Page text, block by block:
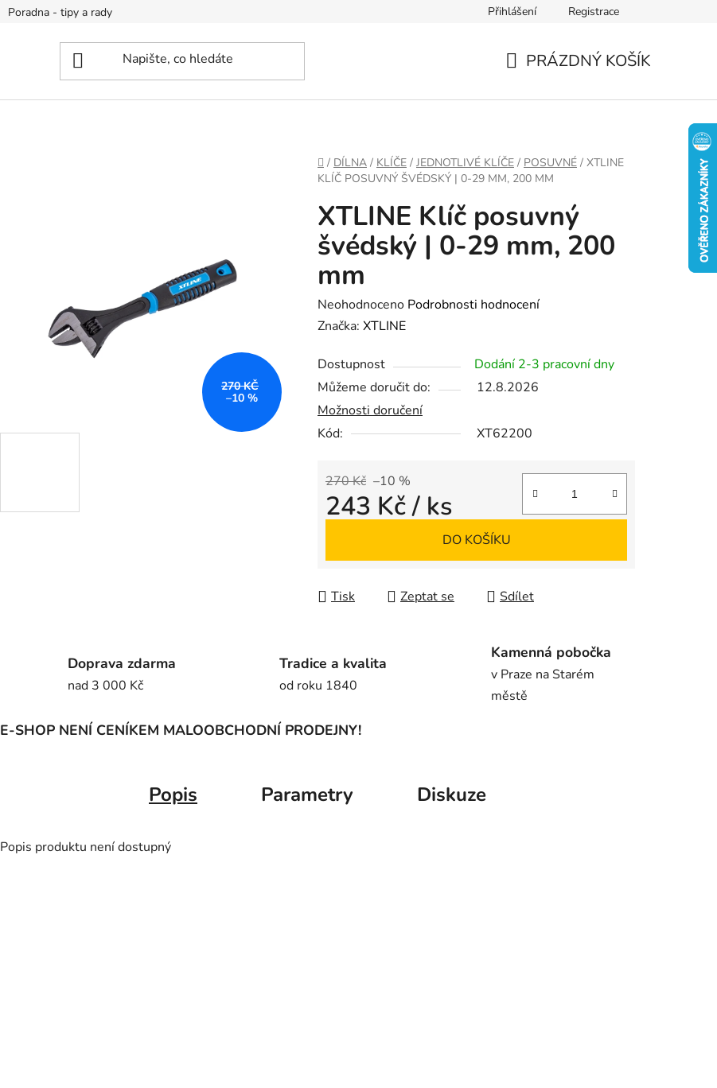
Poradna - tipy a rady Přihlášení Registrace
PRÁZDNÝ KOŠÍK
DOMŮ
/ DÍLNA / KLÍČE / JEDNOTLIVÉ KLÍČE / POSUVNÉ / XTLINE
KLÍČ POSUVNÝ ŠVÉDSKÝ | 0-29 MM, 200 MM
XTLINE Klíč posuvný
švédský | 0-29 mm, 200
mm
Průměrné
hodnocení
je
0,0
z
5
Neohodnoceno Podrobnosti hodnocení
Značka: XTLINE
Dostupnost
Dodání 2-3 pracovní dny
Můžeme doručit do:
12.8.2026
Možnosti doručení
Kód:
XT62200
270 Kč –10 %
243 Kč/ ks
DO KOŠÍKU
Tisk Zeptat se Sdílet
270 KČ
–10 %
Doprava zdarma
nad 3 000 Kč
Tradice a kvalita
od roku 1840
Kamenná pobočka
v Praze na Starém
městě
E-SHOP NENÍ CENÍKEM MALOOBCHODNÍ PRODEJNY!
Popis Parametry Diskuze
Popis produktu není dostupný